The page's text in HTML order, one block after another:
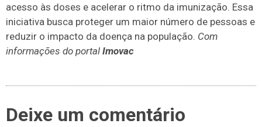
acesso às doses e acelerar o ritmo da imunização. Essa
iniciativa busca proteger um maior número de pessoas e
reduzir o impacto da doença na população. Com
informações do portal Imovac
Deixe um comentário